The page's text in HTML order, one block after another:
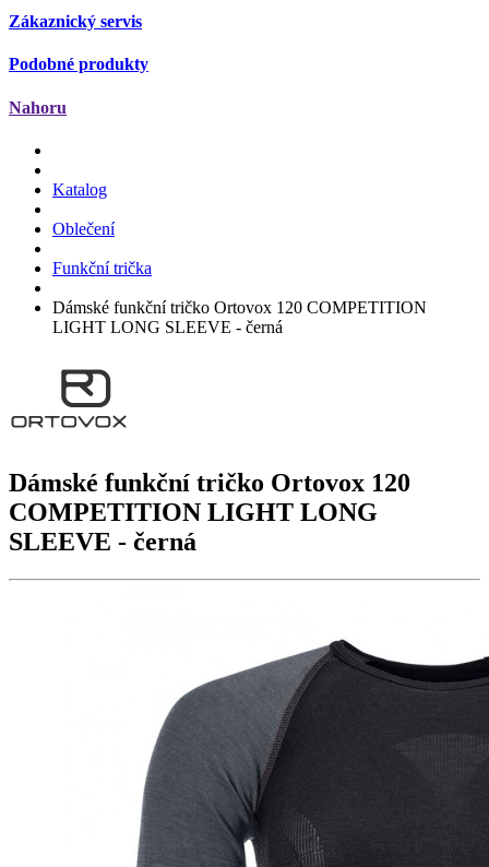
Zákaznický servis
Podobné produkty
Nahoru
Katalog
Oblečení
Funkční trička
Dámské funkční tričko Ortovox 120 COMPETITION
LIGHT LONG SLEEVE - černá
Dámské funkční tričko Ortovox 120
COMPETITION LIGHT LONG
SLEEVE - černá